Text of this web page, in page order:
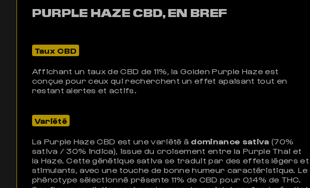
PURPLE HAZE CBD, EN BREF
Taux CBD
Affichant un taux de CBD de 11%, la Golden Purple Haze est
conçue pour ceux qui recherchent un effet apaisant tout en
restant alertes et actifs.
Variété
La Purple Haze CBD est une variété à dominance sativa (70%
sativa / 30% indica), issue du croisement entre la Purple Thai et
la Haze. Cette génétique sativa se traduit par des effets légers et
stimulants, avec une touche de bonne humeur caractéristique. Le
phénotype sélectionné présente 11% de CBD pour 0,14% de THC.